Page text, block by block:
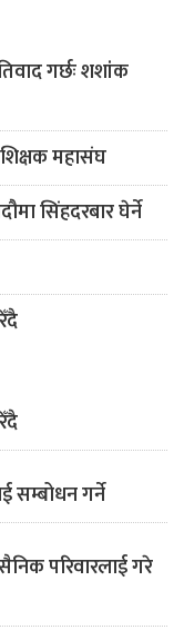
गर्छः शशांक
महासंघ
सिंहदरबार घेर्ने
सम्बोधन गर्ने
परिवारलाई गरे